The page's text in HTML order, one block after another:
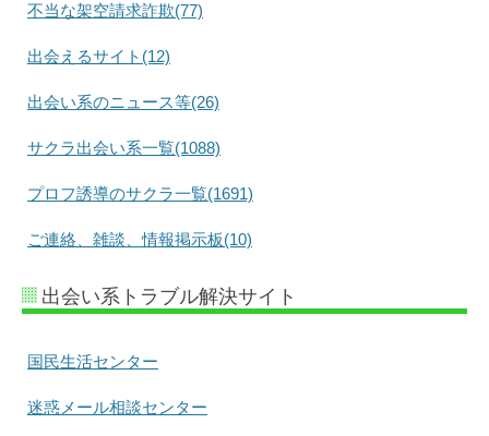
不当な架空請求詐欺(77)
出会えるサイト(12)
出会い系のニュース等(26)
サクラ出会い系一覧(1088)
プロフ誘導のサクラ一覧(1691)
ご連絡、雑談、情報掲示板(10)
出会い系トラブル解決サイト
国民生活センター
迷惑メール相談センター